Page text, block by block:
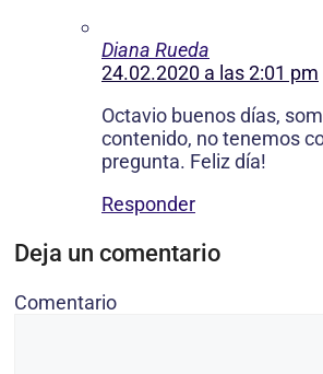
Diana Rueda
24.02.2020 a las 2:01 pm
Octavio buenos días,
contenido, no tenemos
pregunta. Feliz día!
Responder
Deja un comentario
Comentario